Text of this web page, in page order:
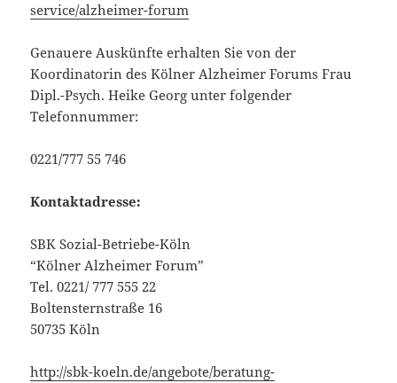
service/alzheimer-forum
Genauere Auskünfte erhalten Sie von der
Koordinatorin des Kölner Alzheimer Forums Frau
Dipl.-Psych. Heike Georg unter folgender
Telefonnummer:
0221/777 55 746
Kontaktadresse:
SBK Sozial-Betriebe-Köln
“Kölner Alzheimer Forum”
Tel. 0221/ 777 555 22
Boltensternstraße 16
50735 Köln
http://sbk-koeln.de/angebote/beratung-